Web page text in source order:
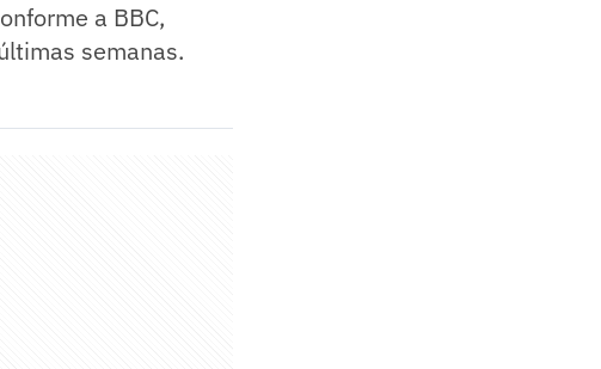
a BBC,
semanas.